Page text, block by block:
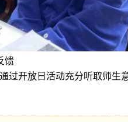
馈
开放日活动充分听取师生